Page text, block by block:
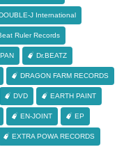
J International
Ruler Records
Dr.BEATZ
DRAGON FARM RECORDS
DVD EARTH PAINT
EN-JOINT EP
EXTRA POWA RECORDS